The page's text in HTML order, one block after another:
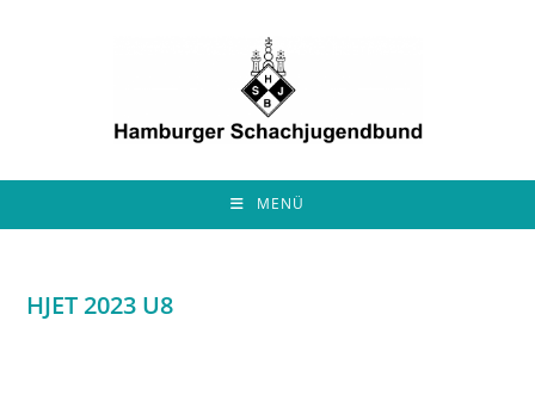
MENÜ
HJET 2023 U8